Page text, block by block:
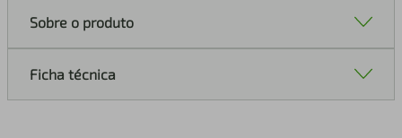
Sobre o produto
Ficha técnica